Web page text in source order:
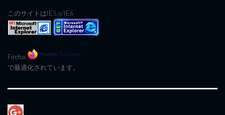
このサイトはIE5.x/IE6
Firefox
で最適化されています。